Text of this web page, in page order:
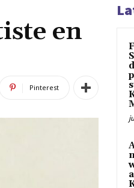
en
Pinterest